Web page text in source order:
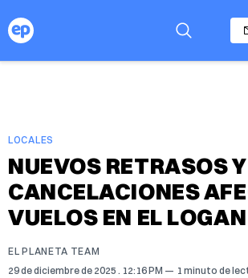
LOCALES
NUEVOS RETRASOS Y
CANCELACIONES
VUELOS EN EL
EL PLANETA TEAM
29 de diciembre de 2025 . 12:16 PM 1 minuto de